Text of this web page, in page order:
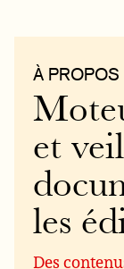
À PROPOS
et
les
Des